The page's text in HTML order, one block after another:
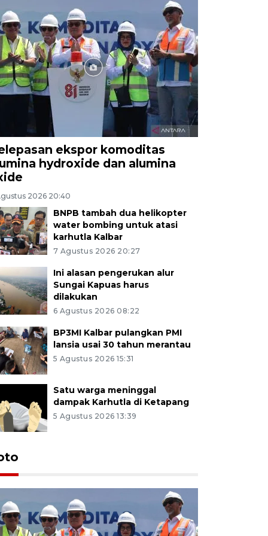
ekspor komoditas
hydroxide dan alumina
2026 20:40
BNPB tambah dua helikopter
water bombing untuk atasi
karhutla Kalbar
7 Agustus 2026 20:27
Ini alasan pengerukan alur
Sungai Kapuas harus
dilakukan
6 Agustus 2026 08:22
BP3MI Kalbar pulangkan PMI
lansia usai 30 tahun merantau
5 Agustus 2026 15:31
Satu warga meninggal
dampak Karhutla di Ketapang
5 Agustus 2026 13:39